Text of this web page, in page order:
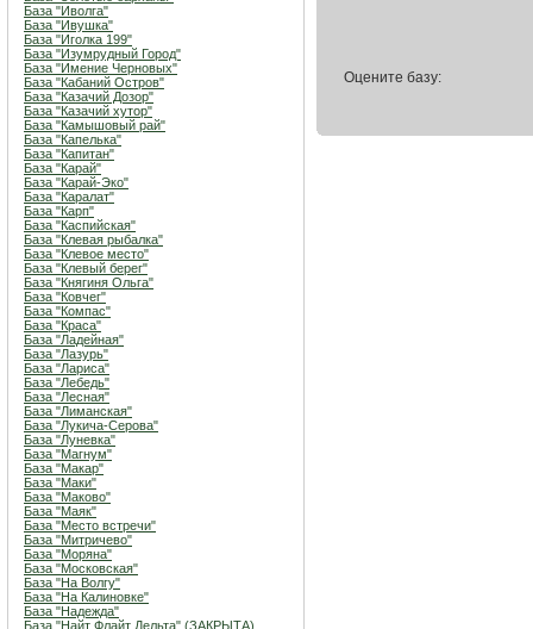
База "Иволга"
База "Ивушка"
База "Иголка 199"
База "Изумрудный Город"
База "Имение Черновых"
База "Кабаний Остров"
База "Казачий Дозор"
База "Казачий хутор"
База "Камышовый рай"
База "Капелька"
База "Капитан"
База "Карай"
База "Карай-Эко"
База "Каралат"
База "Карп"
База "Каспийская"
База "Клевая рыбалка"
База "Клевое место"
База "Клевый берег"
База "Княгиня Ольга"
База "Ковчег"
База "Компас"
База "Краса"
База "Ладейная"
База "Лазурь"
База "Лариса"
База "Лебедь"
База "Лесная"
База "Лиманская"
База "Лукича-Серова"
База "Луневка"
База "Магнум"
База "Макар"
База "Маки"
База "Маково"
База "Маяк"
База "Место встречи"
База "Митричево"
База "Моряна"
База "Московская"
База "На Волгу"
База "На Калиновке"
База "Надежда"
База "Найт Флайт Дельта" (ЗАКРЫТА)
Оцените базу: